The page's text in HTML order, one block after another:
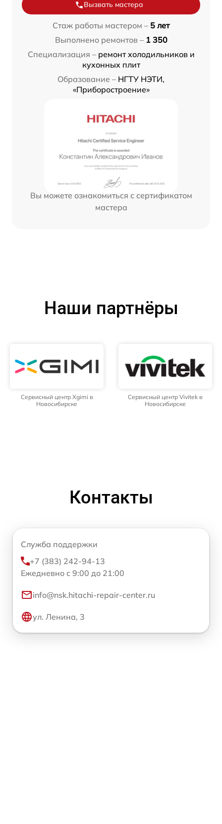
Вызвать мастера
Стаж работы мастером – 5 лет
Выполнено ремонтов – 1 350
Специализация – ремонт холодильников и
кухонных плит
Образование – НГТУ НЭТИ,
«Приборостроение»
Вы можете ознакомиться с сертификатом
мастера
Наши партнёры
Сервисный центр Xgimi в
Новосибирске
Сервисный центр Vivitek в
Новосибирске
Контакты
Служба поддержки
+7 (383) 242-94-13
Ежедневно с 9:00 до 21:00
info@nsk.hitachi-repair-center.ru
ул. Ленина, 3